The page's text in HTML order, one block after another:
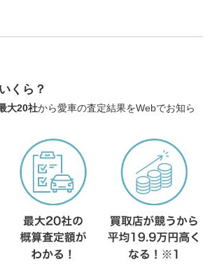
くら？
大20社から愛車の査定結果をWebでお知ら